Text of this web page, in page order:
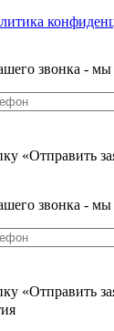
звонка -
«Отправить
звонка -
«Отправить